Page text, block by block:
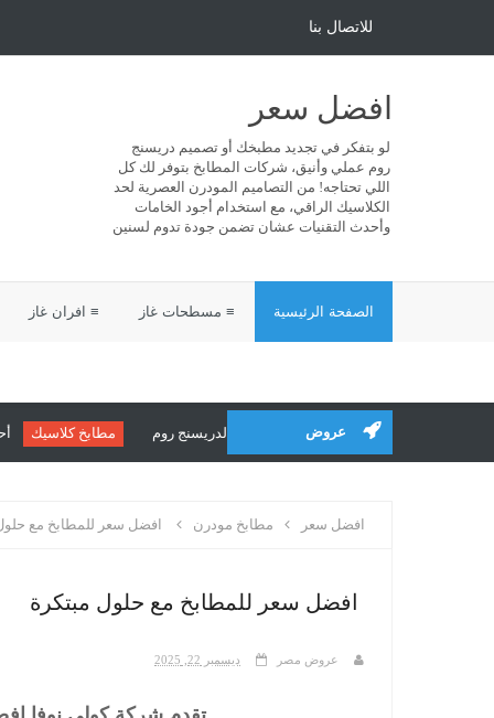
للاتصال بنا
افضل سعر
لو بتفكر في تجديد مطبخك أو تصميم دريسنج
روم عملي وأنيق، شركات المطابخ بتوفر لك كل
اللي تحتاجه! من التصاميم المودرن العصرية لحد
الكلاسيك الراقي، مع استخدام أجود الخامات
وأحدث التقنيات عشان تضمن جودة تدوم لسنين
الصفحة الرئيسية ≡ مسطحات غاز ≡ افران غاز
عروض
والأناقة من شركة مارنكو للمطابخ والدريسنج روم مطابخ كلاسيك أحدث
افضل سعر مطابخ مودرن افضل سعر للمطابخ مع
افضل سعر للمطابخ مع حلول مبتكرة
عروض مصر ديسمبر 22, 2025